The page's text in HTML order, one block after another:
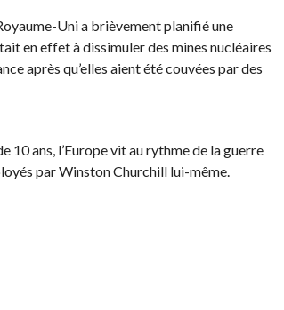
Uni a brièvement planifié une
en effet à dissimuler des mines nucléaires
après qu’elles aient été couvées par des
10 ans, l’Europe vit au rythme de la guerre
par Winston Churchill lui-même.